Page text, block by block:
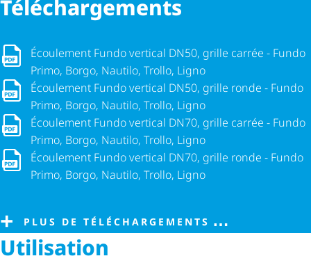
Télé­char­ge­ments
Écoulement Fundo vertical DN50, grille carrée - Fundo
Primo, Borgo, Nautilo, Trollo, Ligno
Écoulement Fundo vertical DN50, grille carrée - Fundo
Écoulement Fundo vertical DN50, grille ronde - Fundo
Primo, Borgo, Nautilo, Trollo, Ligno
Écoulement Fundo vertical DN50, grille ronde - Fundo
Écoulement Fundo vertical DN70, grille carrée - Fundo
Primo, Borgo, Nautilo, Trollo, Ligno
Écoulement Fundo vertical DN70, grille carrée - Fundo
Écoulement Fundo vertical DN70, grille ronde - Fundo
Primo, Borgo, Nautilo, Trollo, Ligno
Écoulement Fundo vertical DN70, grille ronde - Fundo
PLUS DE TÉLÉCHARGEMENTS
Utilisation